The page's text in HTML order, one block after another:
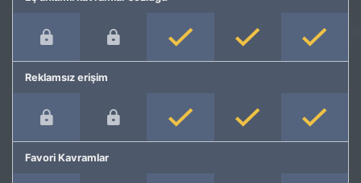
Reklamsız erişim
Favori Kavramlar